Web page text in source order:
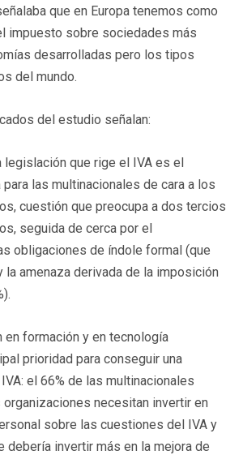
que en Europa tenemos como
impuesto sobre sociedades más
desarrolladas pero los tipos
del mundo.
del estudio señalan:
que rige el IVA es el
las multinacionales de cara a los
cuestión que preocupa a dos tercios
seguida de cerca por el
obligaciones de índole formal (que
la amenaza derivada de la imposición
formación y en tecnología
prioridad para conseguir una
el 66% de las multinacionales
necesitan invertir en
sobre las cuestiones del IVA y
debería invertir más en la mejora de